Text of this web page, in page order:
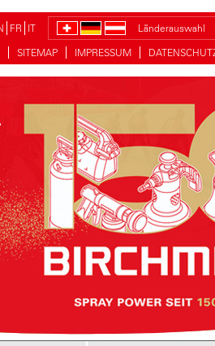
FR IT
Länderauswahl
SITEMAP IMPRESSUM